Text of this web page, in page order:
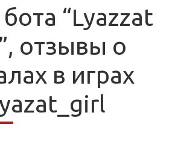
“Lyazzat
отзывы о
в играх